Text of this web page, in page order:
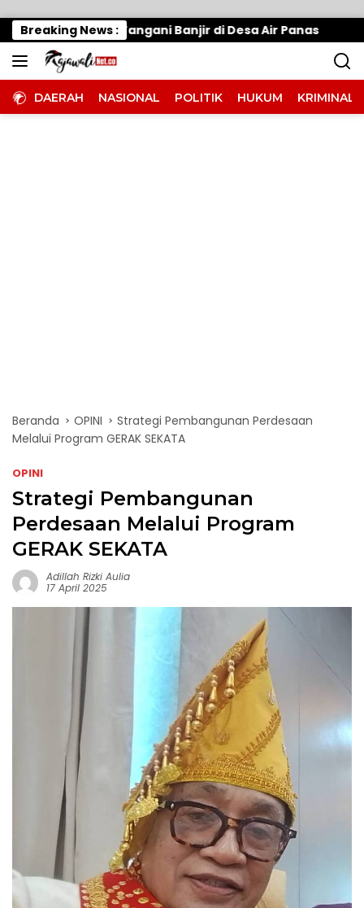
Breaking News :
Cepat, Tangani Banjir di Desa Air Panas
DAERAH NASIONAL POLITIK HUKUM KRIMINAL
Beranda OPINI
Strategi Pembangunan Perdesaan
Melalui Program GERAK SEKATA
OPINI
Strategi Pembangunan
Perdesaan Melalui Program
GERAK SEKATA
Adillah Rizki Aulia
17 April 2025